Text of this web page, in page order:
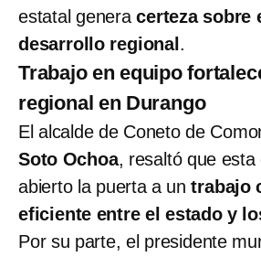
estatal generacerteza sobre
desarrollo regional .
Trabajo en equipo
regional en Durango
El alcalde de Coneto de
Soto Ochoa, resaltó que esta
abierto la puerta a untrabajo
eficiente entre el estado y
Por su parte, el presidente